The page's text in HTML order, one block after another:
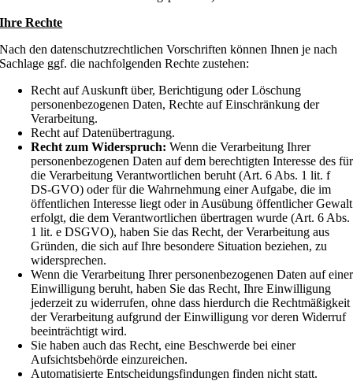
Ihre Rechte
Nach den datenschutzrechtlichen Vorschriften können Ihnen je nach
Sachlage ggf. die nachfolgenden Rechte zustehen:
Recht auf Auskunft über, Berichtigung oder Löschung
personenbezogenen Daten, Rechte auf Einschränkung der
Verarbeitung.
Recht auf Datenübertragung.
Recht zum Widerspruch: Wenn die Verarbeitung Ihrer
personenbezogenen Daten auf dem berechtigten Interesse des für
die Verarbeitung Verantwortlichen beruht (Art. 6 Abs. 1 lit. f
DS-GVO) oder für die Wahrnehmung einer Aufgabe, die im
öffentlichen Interesse liegt oder in Ausübung öffentlicher Gewalt
erfolgt, die dem Verantwortlichen übertragen wurde (Art. 6 Abs.
1 lit. e DSGVO), haben Sie das Recht, der Verarbeitung aus
Gründen, die sich auf Ihre besondere Situation beziehen, zu
widersprechen.
Wenn die Verarbeitung Ihrer personenbezogenen Daten auf einer
Einwilligung beruht, haben Sie das Recht, Ihre Einwilligung
jederzeit zu widerrufen, ohne dass hierdurch die Rechtmäßigkeit
der Verarbeitung aufgrund der Einwilligung vor deren Widerruf
beeinträchtigt wird.
Sie haben auch das Recht, eine Beschwerde bei einer
Aufsichtsbehörde einzureichen.
Automatisierte Entscheidungsfindungen finden nicht statt.